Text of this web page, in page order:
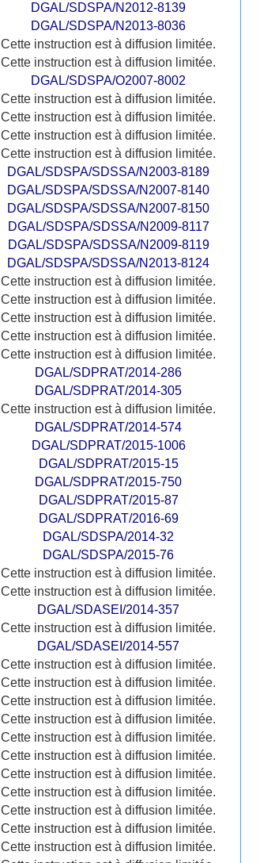
DGAL/SDSPA/N2012-8139
DGAL/SDSPA/N2013-8036
Cette instruction est à diffusion limitée.
Cette instruction est à diffusion limitée.
DGAL/SDSPA/O2007-8002
Cette instruction est à diffusion limitée.
Cette instruction est à diffusion limitée.
Cette instruction est à diffusion limitée.
Cette instruction est à diffusion limitée.
DGAL/SDSPA/SDSSA/N2003-8189
DGAL/SDSPA/SDSSA/N2007-8140
DGAL/SDSPA/SDSSA/N2007-8150
DGAL/SDSPA/SDSSA/N2009-8117
DGAL/SDSPA/SDSSA/N2009-8119
DGAL/SDSPA/SDSSA/N2013-8124
Cette instruction est à diffusion limitée.
Cette instruction est à diffusion limitée.
Cette instruction est à diffusion limitée.
Cette instruction est à diffusion limitée.
Cette instruction est à diffusion limitée.
DGAL/SDPRAT/2014-286
DGAL/SDPRAT/2014-305
Cette instruction est à diffusion limitée.
DGAL/SDPRAT/2014-574
DGAL/SDPRAT/2015-1006
DGAL/SDPRAT/2015-15
DGAL/SDPRAT/2015-750
DGAL/SDPRAT/2015-87
DGAL/SDPRAT/2016-69
DGAL/SDSPA/2014-32
DGAL/SDSPA/2015-76
Cette instruction est à diffusion limitée.
Cette instruction est à diffusion limitée.
DGAL/SDASEI/2014-357
Cette instruction est à diffusion limitée.
DGAL/SDASEI/2014-557
Cette instruction est à diffusion limitée.
Cette instruction est à diffusion limitée.
Cette instruction est à diffusion limitée.
Cette instruction est à diffusion limitée.
Cette instruction est à diffusion limitée.
Cette instruction est à diffusion limitée.
Cette instruction est à diffusion limitée.
Cette instruction est à diffusion limitée.
Cette instruction est à diffusion limitée.
Cette instruction est à diffusion limitée.
Cette instruction est à diffusion limitée.